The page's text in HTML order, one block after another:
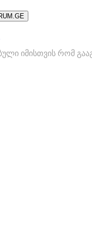
იმისთვის რომ